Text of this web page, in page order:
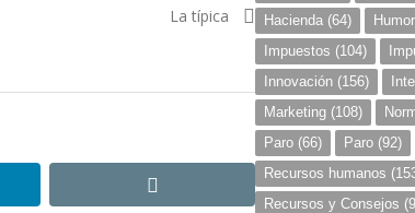
Next
La típica
Hacienda (64) Humor
Impuestos (104)
Innovación (156)
Marketing (108)
Paro (66) Paro (92)
Recursos humanos
Recursos y Consejos